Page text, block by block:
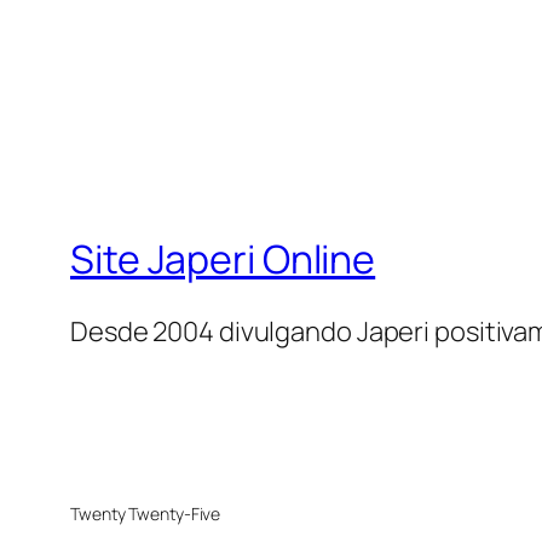
Site Japeri Online
Desde 2004 divulgando Japeri
Twenty Twenty-Five